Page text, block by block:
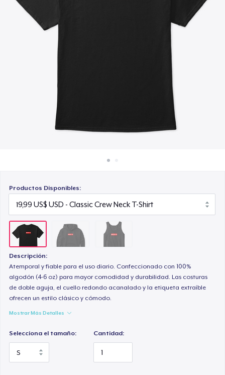
Productos Disponibles:
Descripción:
Atemporal y fiable para el uso diario. Confeccionado con 100%
algodón (4-6 oz) para mayor comodidad y durabilidad. Las costuras
de doble aguja, el cuello redondo acanalado y la etiqueta extraíble
ofrecen un estilo clásico y cómodo.
Mostrar Más Detalles
Selecciona el tamaño: Cantidad: